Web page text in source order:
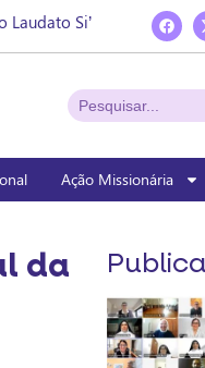
Laudato Si’
Ação Missionária
da